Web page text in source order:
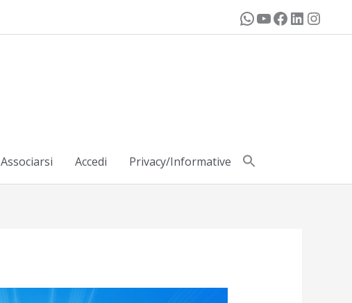
Associarsi Accedi Privacy/Informative